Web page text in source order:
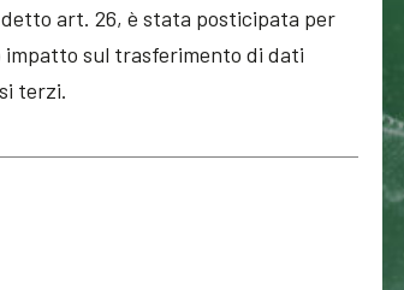
art. 26, è stata posticipata per
impatto sul trasferimento di dati
terzi.